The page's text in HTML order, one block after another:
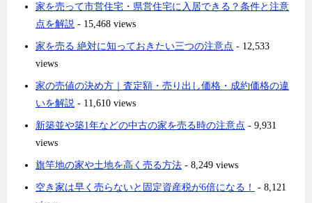
家を売って市営住宅・県営住宅に入居できる？条件と注意
点を解説 - 15,468 views
家を売る 絶対に知っておきたい三つの注意点 - 12,533
views
家の売値の決め方｜査定額・売り出し価格・成約価格の違
いを解説 - 11,610 views
新築並や築1年などの中古の家を売る時の注意点 - 9,931
views
旗竿地の家や土地を高く売る方法 - 8,249 views
空き家は早く売らないと固定資産税が6倍になる！
- 8,121